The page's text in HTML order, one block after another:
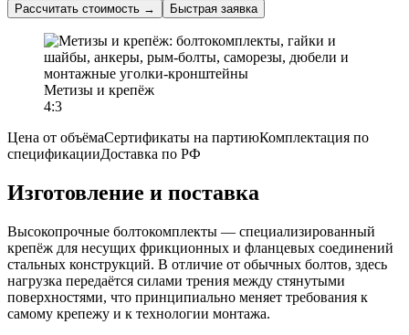
Рассчитать стоимость → Быстрая заявка
Метизы и крепёж
4:3
Цена от объёмаСертификаты на партиюКомплектация по
спецификацииДоставка по РФ
Изготовление и поставка
Высокопрочные болтокомплекты — специализированный
крепёж для несущих фрикционных и фланцевых соединений
стальных конструкций. В отличие от обычных болтов, здесь
нагрузка передаётся силами трения между стянутыми
поверхностями, что принципиально меняет требования к
самому крепежу и к технологии монтажа.